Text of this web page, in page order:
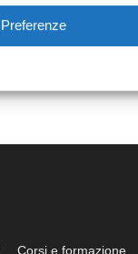
Preferenze
Corsi e formazione